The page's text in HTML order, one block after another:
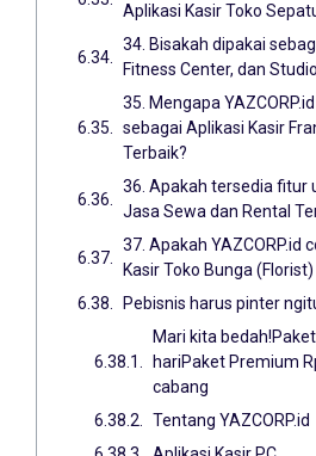
Aplikasi Kasir Toko
34. Bisakah dipakai
Fitness Center, dan
35. Mengapa
sebagai Aplikasi Kasir
Terbaik?
36. Apakah tersedia fitur
Jasa Sewa dan Rental
37. Apakah YAZCORP.id
Kasir Toko Bunga
Pebisnis harus pinter
Mari kita
hariPaket Premium
cabang
Tentang YAZCORP.id